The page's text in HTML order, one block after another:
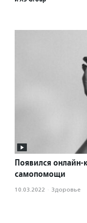
Появился онлайн-
самопомощи
10.03.2022 · Здоровье